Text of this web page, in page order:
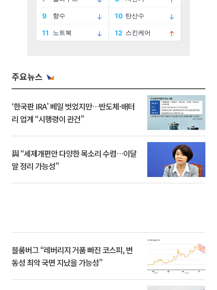
주요뉴스
‘한국판 IRA’ 베일 벗었지만…반도체·배터
리 업계 “시행령이 관건”
與 “세제개편안 다양한 목소리 수렴…이달
말 정리 가능성”
블룸버그 “레버리지 거품 빠진 코스피, 변
동성 최악 국면 지났을 가능성”